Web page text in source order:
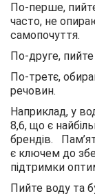
По-перше,
часто, не
самопочуття.
По-друге,
По-третє,
речовин.
Наприклад, у
8,6, що є
брендів.
є ключем до
підтримки
Пийте воду та